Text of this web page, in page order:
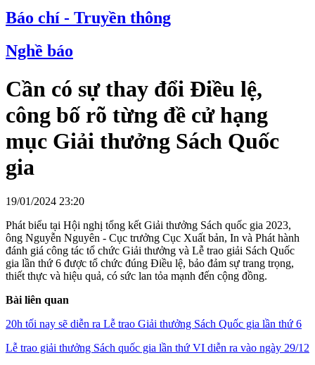
Báo chí - Truyền thông
Nghề báo
Cần có sự thay đổi Điều lệ,
công bố rõ từng đề cử hạng
mục Giải thưởng Sách Quốc
gia
19/01/2024 23:20
Phát biểu tại Hội nghị tổng kết Giải thưởng Sách quốc gia 2023,
ông Nguyễn Nguyên - Cục trưởng Cục Xuất bản, In và Phát hành
đánh giá công tác tổ chức Giải thưởng và Lễ trao giải Sách Quốc
gia lần thứ 6 được tổ chức đúng Điều lệ, bảo đảm sự trang trọng,
thiết thực và hiệu quả, có sức lan tỏa mạnh đến cộng đồng.
Bài liên quan
20h tối nay sẽ diễn ra Lễ trao Giải thưởng Sách Quốc gia lần thứ 6
Lễ trao giải thưởng Sách quốc gia lần thứ VI diễn ra vào ngày 29/12